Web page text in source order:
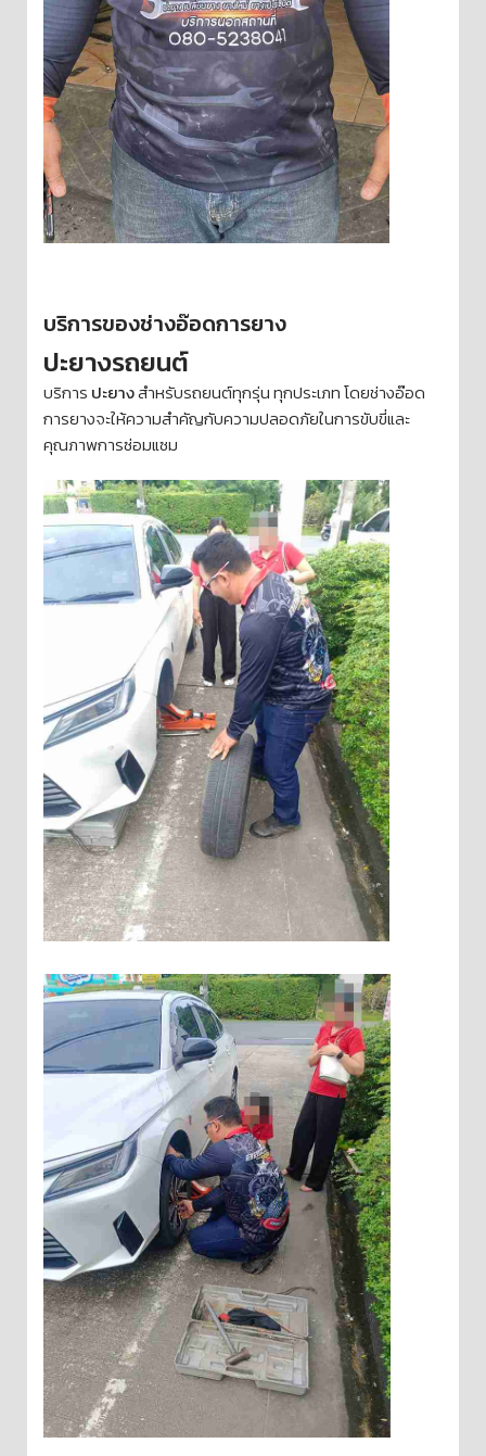
บริการของช่างอ๊อดการยาง
ปะยางรถยนต์
บริการ ปะยางสำหรับรถยนต์ทุกรุ่น ทุกประเภท โดยช่างอ๊อด
การยางจะให้ความสำคัญกับความปลอดภัยในการขับขี่และ
คุณภาพการซ่อมแซม